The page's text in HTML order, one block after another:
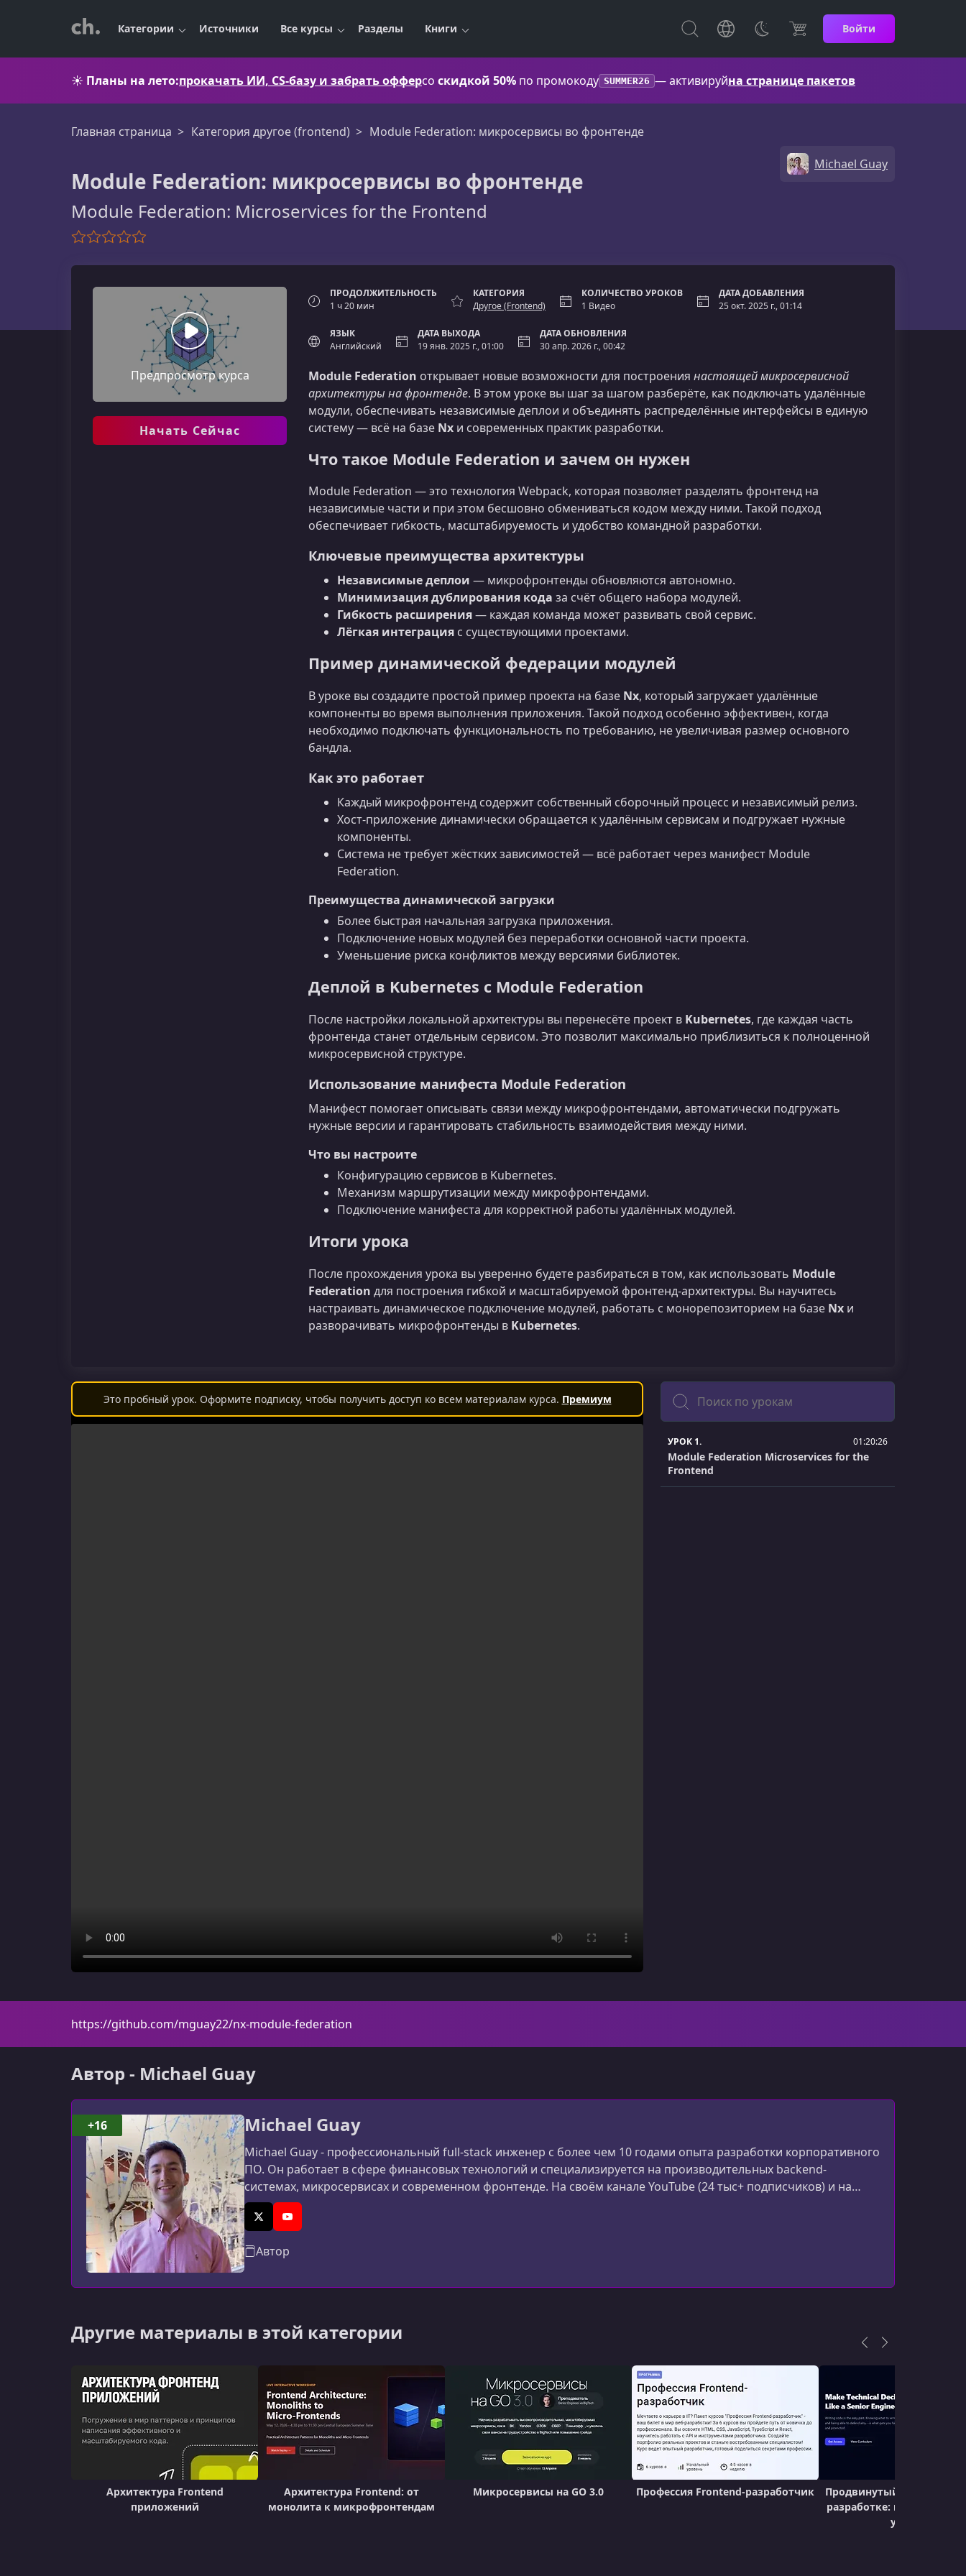
Категории Источники Все курсы Разделы Книги Войти
☀️ Планы на лето:прокачать ИИ, CS-базу и забрать офферсо скидкой 50% по промокоду SUMMER26 — активируйна странице пакетов
Главная страница Категория другое (frontend) Module Federation: микросервисы во фронтенде
Module Federation: микросервисы во фронтенде
Module Federation: Microservices for the Frontend
Michael Guay
Предпросмотр курса
Начать Сейчас
ПРОДОЛЖИТЕЛЬНОСТЬ
1 ч 20 мин
КАТЕГОРИЯ
Другое (Frontend)
КОЛИЧЕСТВО УРОКОВ
1 Видео
ДАТА ДОБАВЛЕНИЯ
25 окт. 2025 г., 01:14
ЯЗЫК
Английский
ДАТА ВЫХОДА
19 янв. 2025 г., 01:00
ДАТА ОБНОВЛЕНИЯ
30 апр. 2026 г., 00:42
Module Federation открывает новые возможности для построения настоящей микросервисной
архитектуры на фронтенде. В этом уроке вы шаг за шагом разберёте, как подключать удалённые
модули, обеспечивать независимые деплои и объединять распределённые интерфейсы в единую
систему — всё на базе Nx и современных практик разработки.
Что такое Module Federation и зачем он нужен
Module Federation — это технология Webpack, которая позволяет разделять фронтенд на
независимые части и при этом бесшовно обмениваться кодом между ними. Такой подход
обеспечивает гибкость, масштабируемость и удобство командной разработки.
Ключевые преимущества архитектуры
Независимые деплои — микрофронтенды обновляются автономно.
Минимизация дублирования кода за счёт общего набора модулей.
Гибкость расширения— каждая команда может развивать свой сервис.
Лёгкая интеграция с существующими проектами.
Пример динамической федерации модулей
В уроке вы создадите простой пример проекта на базе Nx, который загружает удалённые
компоненты во время выполнения приложения. Такой подход особенно эффективен, когда
необходимо подключать функциональность по требованию, не увеличивая размер основного
бандла.
Как это работает
Каждый микрофронтенд содержит собственный сборочный процесс и независимый релиз.
Хост-приложение динамически обращается к удалённым сервисам и подгружает нужные
компоненты.
Система не требует жёстких зависимостей — всё работает через манифест Module
Federation.
Преимущества динамической загрузки
Более быстрая начальная загрузка приложения.
Подключение новых модулей без переработки основной части проекта.
Уменьшение риска конфликтов между версиями библиотек.
Деплой в Kubernetes с Module Federation
После настройки локальной архитектуры вы перенесёте проект в Kubernetes, где каждая часть
фронтенда станет отдельным сервисом. Это позволит максимально приблизиться к полноценной
микросервисной структуре.
Использование манифеста Module Federation
Манифест помогает описывать связи между микрофронтендами, автоматически подгружать
нужные версии и гарантировать стабильность взаимодействия между ними.
Что вы настроите
Конфигурацию сервисов в Kubernetes.
Механизм маршрутизации между микрофронтендами.
Подключение манифеста для корректной работы удалённых модулей.
Итоги урока
После прохождения урока вы уверенно будете разбираться в том, как использовать Module
Federation для построения гибкой и масштабируемой фронтенд-архитектуры. Вы научитесь
настраивать динамическое подключение модулей, работать с монорепозиторием на базе Nx и
разворачивать микрофронтенды в Kubernetes.
Это пробный урок. Оформите подписку, чтобы получить доступ ко всем материалам курса. Премиум
Поиск
УРОК 1. 01:20:26
Module Federation Microservices for the
Frontend
https://github.com/mguay22/nx-module-federation
Автор - Michael Guay
Michael Guay
Michael Guay - профессиональный full-stack инженер с более чем 10 годами опыта разработки корпоративного
ПО. Он работает в сфере финансовых технологий и специализируется на производительных backend-
системах, микросервисах и современном фронтенде. На своём канале YouTube (24 тыс+ подписчиков) и на
Udemy он делится знаниями по темам вроде NestJS, tRPC, Next.js и полной стек-разработке. На его сайте
публикует практические кейсы: архитектура, произв
X (Twitter)YouTube
Автор
+16
Другие материалы в этой категории
Архитектура Frontend
приложений
Архитектура Frontend: от
монолита к микрофронтендам
Микросервисы на GO 3.0 Профессия Frontend-разработчик
Продвинутый курс по
разработке:
уровень